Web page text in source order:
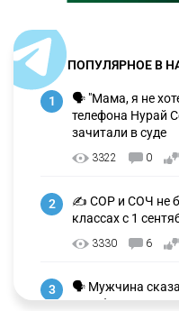
ПОПУЛЯРНОЕ В
1
🗣 "Мама, я не
телефона Нурай
зачитали в суде
3322 0
2
✍️ СОР и СОЧ не
классах с 1
3330 6
3
🗣 Мужчина
заработал